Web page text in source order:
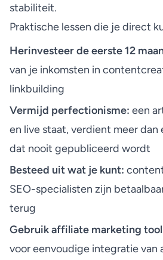
stabiliteit.
Praktische lessen die je direct
Herinvesteer de eerste 12
van je inkomsten in
linkbuilding
Vermijd perfectionisme: een
en live staat, verdient meer
dat nooit gepubliceerd wordt
Besteed uit wat je kunt:
SEO-specialisten zijn
terug
Gebruik affiliate marketing
voor eenvoudige integratie van